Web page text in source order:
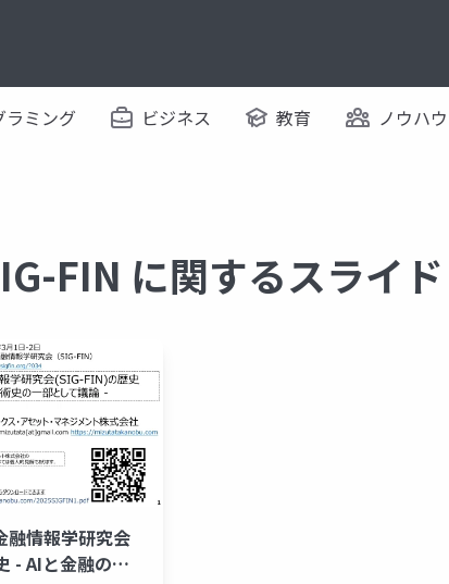
ラミング ビジネス 教育 ノウハウ
FIN に関するスライド
融情報学研究会